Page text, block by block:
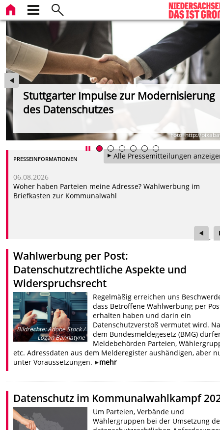
Stuttgarter Impulse zur Modernisierung
des Datenschutzes
Foto: http://
Alle Pressemitteilungen
PRESSEINFORMATIONEN
06.08.2026
Woher haben Parteien meine Adresse? Wahlwerbung im
Briefkasten zur Kommunalwahl
Wahlwerbung per Post:
Datenschutzrechtliche Aspekte und
Widerspruchsrecht
Bildrechte:Adobe Stock /
Logan Bannatyne
Regelmäßig erreichen uns
dass Betroffene Wahlwerbung per
erhalten haben und darin ein
Datenschutzverstoß vermutet wird.
dem Bundesmeldegesetz (BMG)
Meldebehörden Parteien,
etc. Adressdaten aus dem Melderegister aushändigen, aber
unter Voraussetzungen.
mehr
Datenschutz im Kommunalwahlkampf
Um Parteien, Verbände und
Wählergruppen bei der Umsetzung